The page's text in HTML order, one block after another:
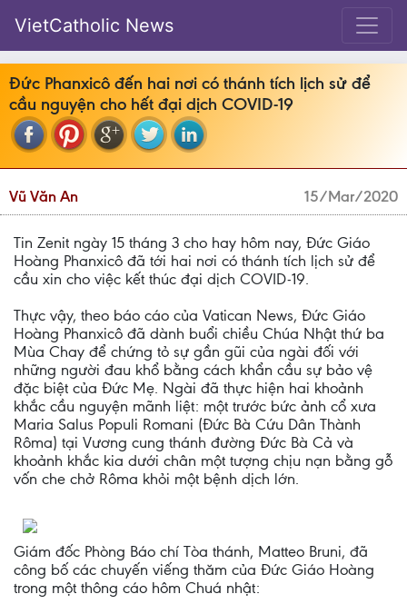
VietCatholic News
Đức Phanxicô đến hai nơi có thánh tích lịch sử để
cầu nguyện cho hết đại dịch COVID-19
Vũ Văn An 15/Mar/2020
Tin Zenit ngày 15 tháng 3 cho hay hôm nay, Đức Giáo
Hoàng Phanxicô đã tới hai nơi có thánh tích lịch sử để
cầu xin cho việc kết thúc đại dịch COVID-19.
Thực vậy, theo báo cáo của Vatican News, Đức Giáo
Hoàng Phanxicô đã dành buổi chiều Chúa Nhật thứ ba
Mùa Chay để chứng tỏ sự gần gũi của ngài đối với
những người đau khổ bằng cách khẩn cầu sự bảo vệ
đặc biệt của Đức Mẹ. Ngài đã thực hiện hai khoảnh
khắc cầu nguyện mãnh liệt: một trước bức ảnh cổ xưa
Maria Salus Populi Romani (Đức Bà Cứu Dân Thành
Rôma) tại Vương cung thánh đường Đức Bà Cả và
khoảnh khắc kia dưới chân một tượng chịu nạn bằng gỗ
vốn che chở Rôma khỏi một bệnh dịch lớn.
Giám đốc Phòng Báo chí Tòa thánh, Matteo Bruni, đã
công bố các chuyến viếng thăm của Đức Giáo Hoàng
trong một thông cáo hôm Chuá nhật: